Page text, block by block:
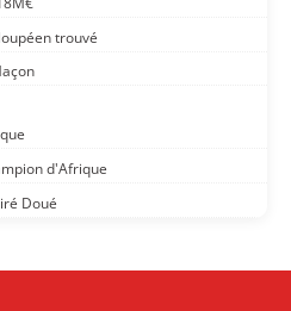
trouvé
d'Afrique
Doué